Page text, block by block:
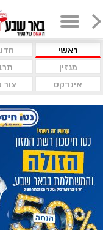
ראשי
מגזין
אינדקס